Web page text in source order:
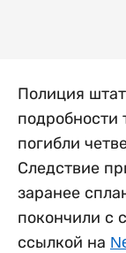
Полиция
подробности
погибли
Следствие
заранее
покончили с
ссылкой на